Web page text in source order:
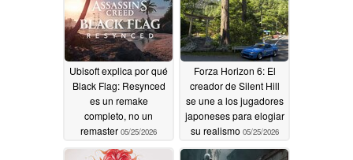
Ubisoft explica por qué
Black Flag: Resynced
es un remake
completo, no un
remaster 05/25/2026
Forza Horizon 6: El
creador de Silent Hill
se une a los jugadores
japoneses para elogiar
su realismo 05/25/2026